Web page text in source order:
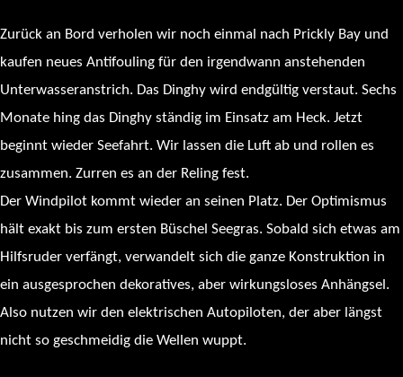
Zurück an Bord verholen wir noch einmal nach Prickly Bay und
kaufen neues Antifouling für den irgendwann anstehenden
Unterwasseranstrich. Das Dinghy wird endgültig verstaut. Sechs
Monate hing das Dinghy ständig im Einsatz am Heck. Jetzt
beginnt wieder Seefahrt. Wir lassen die Luft ab und rollen es
zusammen. Zurren es an der Reling fest.
Der Windpilot kommt wieder an seinen Platz. Der Optimismus
hält exakt bis zum ersten Büschel Seegras. Sobald sich etwas am
Hilfsruder verfängt, verwandelt sich die ganze Konstruktion in
ein ausgesprochen dekoratives, aber wirkungsloses Anhängsel.
Also nutzen wir den elektrischen Autopiloten, der aber längst
nicht so geschmeidig die Wellen wuppt.